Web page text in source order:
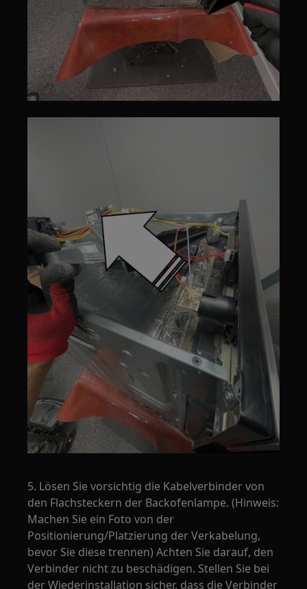
5. Lösen Sie vorsichtig die Kabelverbinder von
den Flachsteckern der Backofenlampe. (Hinweis:
Machen Sie ein Foto von der
Positionierung/Platzierung der Verkabelung,
bevor Sie diese trennen) Achten Sie darauf, den
Verbinder nicht zu beschädigen. Stellen Sie bei
der Wiederinstallation sicher, dass die Verbinder